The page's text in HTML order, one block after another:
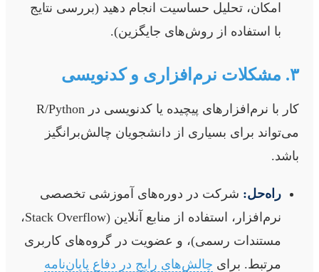
امکان، تحلیل حساسیت انجام دهید (بررسی نتایج
با استفاده از روش‌های جایگزین).
۳. مشکلات نرم‌افزاری و کدنویسی
کار با نرم‌افزارهای پیچیده یا کدنویسی در R/Python
می‌تواند برای بسیاری از دانشجویان چالش‌برانگیز
باشد.
راه‌حل: شرکت در دوره‌های آموزشی تخصصی
نرم‌افزار، استفاده از منابع آنلاین (Stack Overflow،
مستندات رسمی)، و عضویت در گروه‌های کاربری
مرتبط. برای چالش‌های رایج در دفاع پایان‌نامه